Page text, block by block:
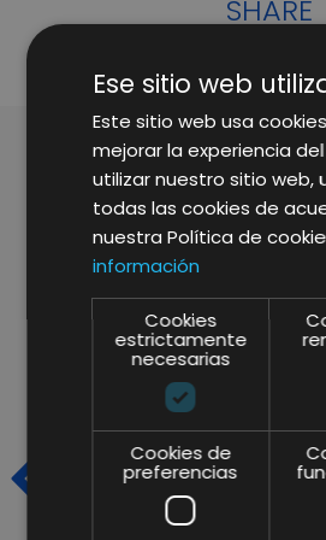
SHARE
ARTÍCULOS
Ese sitio web
Este sitio web usa
mejorar la experiencia del
utilizar nuestro sitio
todas las cookies de
nuestra Política de
información
Cookies
estrictamente
necesarias
Cookies de
preferencias